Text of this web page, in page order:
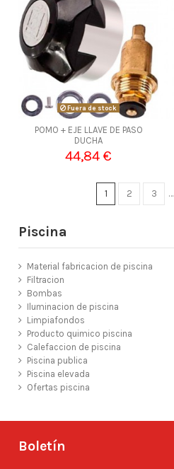
Fuera de stock
POMO + EJE LLAVE DE PASO
DUCHA
44,84 €
1 2 3 …
Piscina
Material fabricacion de piscina
Filtracion
Bombas
Iluminacion de piscina
Limpiafondos
Producto quimico piscina
Calefaccion de piscina
Piscina publica
Piscina elevada
Ofertas piscina
Boletín